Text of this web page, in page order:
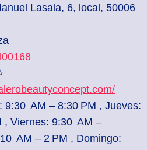
Lasala, 6, local, 50006
9:30 AM – 8:30 PM , Jueves:
, Viernes: 9:30 AM –
AM – 2 PM , Domingo: